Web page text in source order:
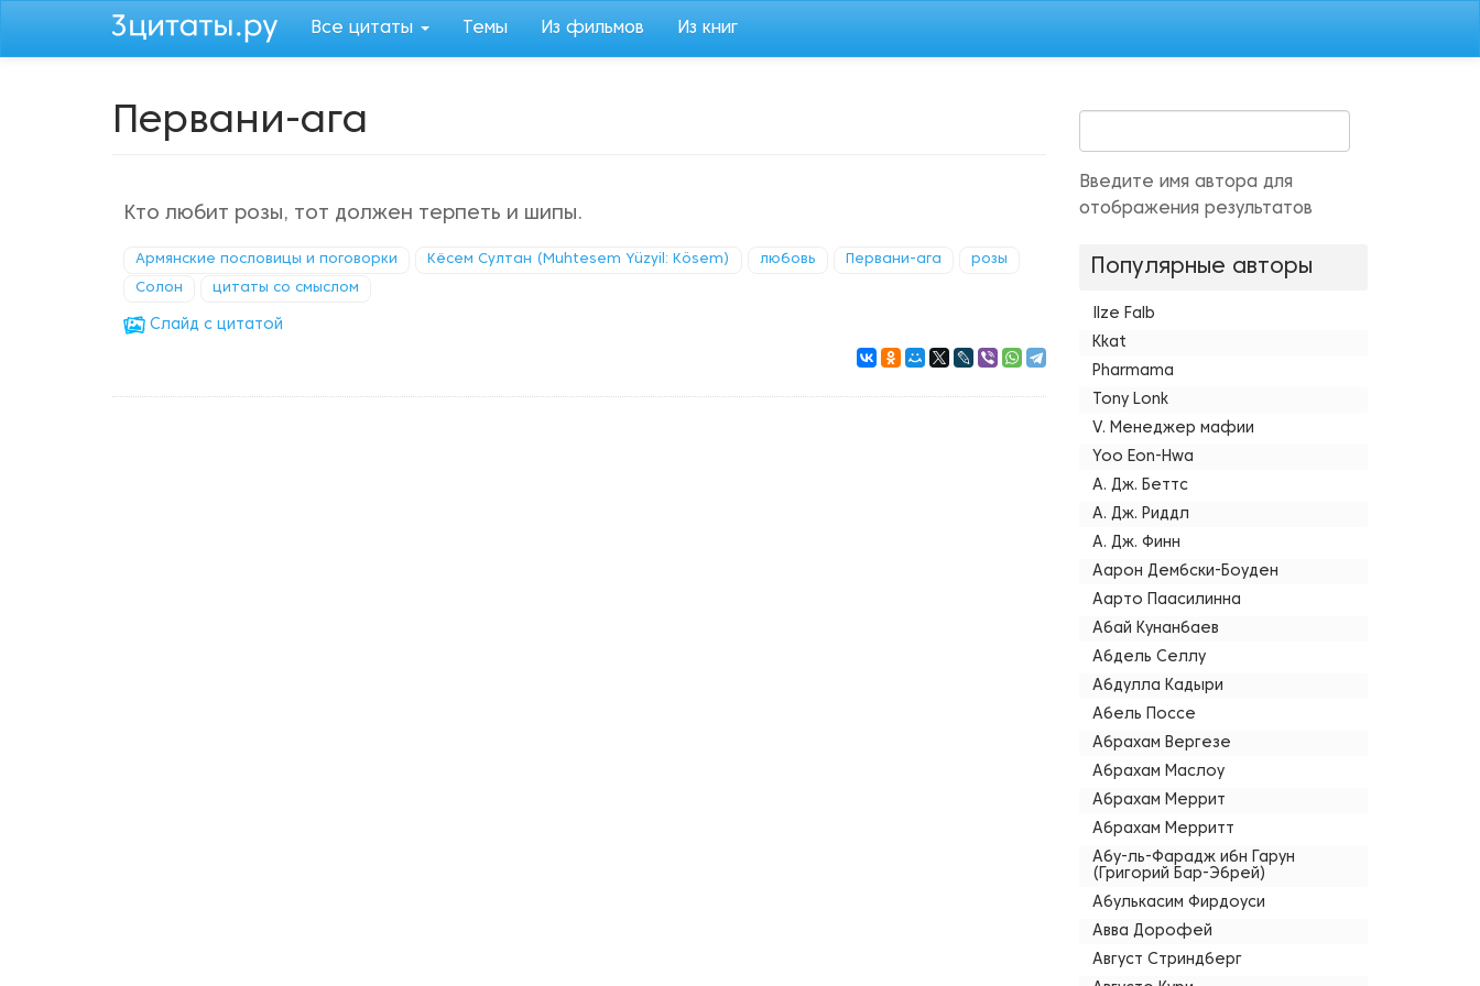
Все цитаты Темы Из фильмов Из книг
Первани-ага
Кто любит розы, тот должен терпеть и шипы.
Армянские пословицы и поговорки Кёсем Султан (Muhtesem Yüzyil: Kösem) любовь Первани-ага розы
Солон цитаты со смыслом
Cлайд с цитатой
Введите имя автора для
отображения результатов
Популярные авторы
Ilze Falb
Kkat
Pharmama
Tony Lonk
V. Менеджер мафии
Yoo Eon-Hwa
А. Дж. Беттс
А. Дж. Риддл
А. Дж. Финн
Аарон Дембски-Боуден
Аарто Паасилинна
Абай Кунанбаев
Абдель Селлу
Абдулла Кадыри
Абель Поссе
Абрахам Вергезе
Абрахам Маслоу
Абрахам Меррит
Абрахам Мерритт
Абу-ль-Фарадж ибн Гарун
(Григорий Бар-Эбрей)
Абулькасим Фирдоуси
Авва Дорофей
Август Стриндберг